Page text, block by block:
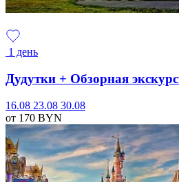
1 день
Дудутки + Обзорная
16.08 23.08 30.08
от 170 BYN